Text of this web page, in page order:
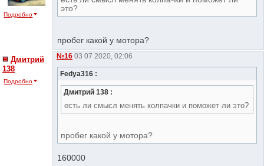
Подробно
это?
пробег какой у мотора?
Дмитрий
138
Подробно
№16 03 07 2020, 02:06
Fedya316 :
Дмитрий 138 :
есть ли смысл менять колпачки и поможет ли это?
пробег какой у мотора?
160000